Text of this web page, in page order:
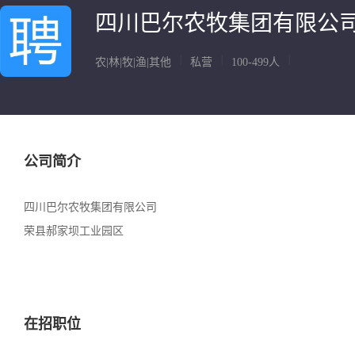
四川巴尔农牧集团有限公
农|林|牧|渔|其他 私营 100-499人
公司简介
四川巴尔农牧集团有限公司
荣县郝家坝工业园区
在招职位